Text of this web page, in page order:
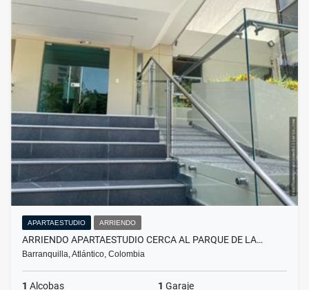
APARTAESTUDIO ARRIENDO
ARRIENDO APARTAESTUDIO CERCA AL PARQUE DE LA…
Barranquilla, Atlántico, Colombia
1 Alcobas 1 Garaje